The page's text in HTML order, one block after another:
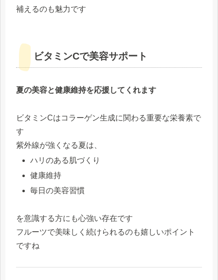
補えるのも魅力です
ビタミンCで美容サポート
夏の美容と健康維持を応援してくれます
ビタミンCはコラーゲン生成に関わる重要な栄養素で
す
紫外線が強くなる夏は、
ハリのある肌づくり
健康維持
毎日の美容習慣
を意識する方にも心強い存在です
フルーツで美味しく続けられるのも嬉しいポイント
ですね